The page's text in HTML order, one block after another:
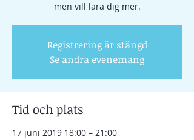
men vill lära dig mer.
Registrering är stängd
Se andra evenemang
Tid och plats
17 juni 2019 18:00 – 21:00